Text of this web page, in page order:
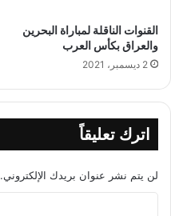
القنوات الناقلة لمباراة البحرين
والعراق بكأس العرب
2 ديسمبر، 2021
اترك تعليقاً
لن يتم نشر عنوان بريدك الإلكتروني.